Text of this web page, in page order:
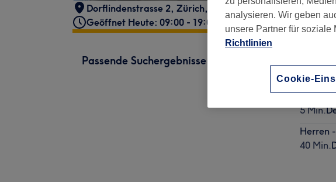
Dorflindenstrasse 2, Zürich, Kreis 11, 8050
Geöffnet Heute: 09:00 - 19:00
Passende Suchergebnisse
30 Min.
Herren
5 Min.
Herren
40 Min.
analysieren. Wir geben
unsere Partner für soziale
Richtlinien
Cookie-